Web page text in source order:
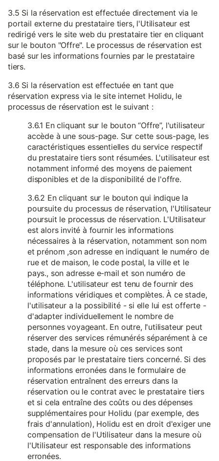
3.5 Si la réservation est effectuée directement via le
portail externe du prestataire tiers, l'Utilisateur est
redirigé vers le site web du prestataire tier en cliquant
sur le bouton "Offre". Le processus de réservation est
basé sur les informations fournies par le prestataire
tiers.
3.6 Si la réservation est effectuée en tant que
réservation express via le site internet Holidu, le
processus de réservation est le suivant :
3.6.1 En cliquant sur le bouton “Offre”, l'utilisateur
accède à une sous-page. Sur cette sous-page, les
caractéristiques essentielles du service respectif
du prestataire tiers sont résumées. L'utilisateur est
notamment informé des moyens de paiement
disponibles et de la disponibilité de l'offre.
3.6.2 En cliquant sur le bouton qui indique la
poursuite du processus de réservation, l'Utilisateur
poursuit le processus de réservation. L'Utilisateur
est alors invité à fournir les informations
nécessaires à la réservation, notamment son nom
et prénom ,son adresse en indiquant le numéro de
rue et de maison, le code postal, la ville et le
pays., son adresse e-mail et son numéro de
téléphone. L'utilisateur est tenu de fournir des
informations véridiques et complètes. À ce stade,
l'utilisateur a la possibilité - si elle lui est offerte -
d'adapter individuellement le nombre de
personnes voyageant. En outre, l'utilisateur peut
réserver des services rémunérés séparément à ce
stade, dans la mesure où ces services sont
proposés par le prestataire tiers concerné. Si des
informations erronées dans le formulaire de
réservation entraînent des erreurs dans la
réservation ou le contrat avec le prestataire tiers
et si cela entraîne des coûts ou des dépenses
supplémentaires pour Holidu (par exemple, des
frais d'annulation), Holidu est en droit d'exiger une
compensation de l'Utilisateur dans la mesure où
l'Utilisateur est responsable des informations
erronées.